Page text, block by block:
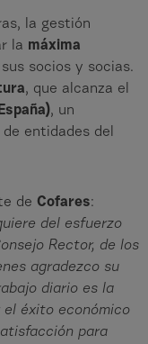
la gestión
la máxima
sus socios y socias.
, que alcanza el
, un
entidades del
de Cofares:
del esfuerzo
Rector, de los
agradezco su
diario es la
éxito económico
para